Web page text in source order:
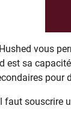
vous
est sa
pour
faut